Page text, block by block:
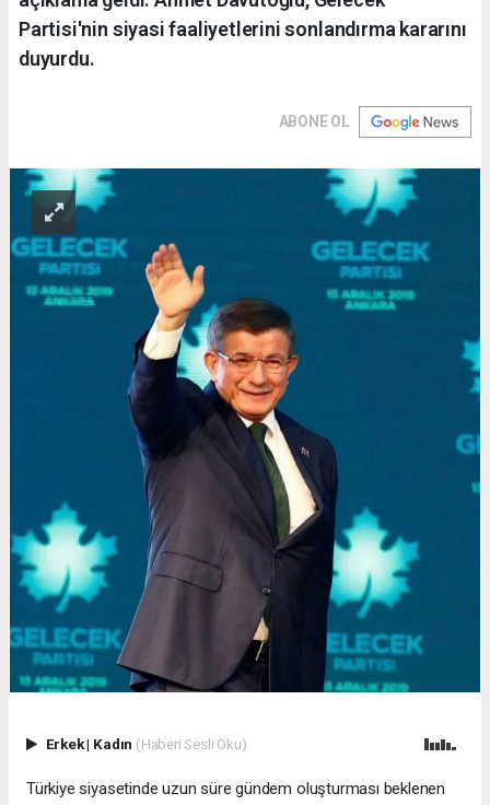
Partisi'nin siyasi faaliyetlerini sonlandırma kararını
duyurdu.
ABONE OL
Erkek| Kadın (Haberi Sesli Oku)
Türkiye siyasetinde uzun süre gündem oluşturması beklenen